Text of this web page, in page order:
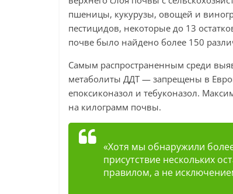
пшеницы, кукурузы, овощей и
пестицидов, некоторые до 13
почве было найдено более 150
Самым распространенным среди
метаболиты ДДТ — запрещены в
епоксиконазол и тебуконазол.
на килограмм почвы.
«Хотя мы обнаружили
присутствие нескольких
правилом, а не